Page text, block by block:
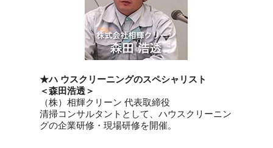
★ハ ウスクリーニングのスペシャリスト
＜森田浩透＞
（株）相輝クリーン 代表取締役
清掃コンサルタントとして、ハウスクリーニン
グの企業研修・現場研修を開催。